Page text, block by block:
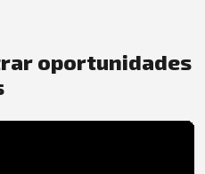
oportunidades